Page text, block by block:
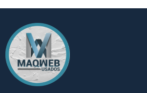
Máquinas Operatrizes
Dobradeira CNC Usada
Hidráulica Usada
Dobradeira Hidráulica
Usada
Dobradeira Industrial